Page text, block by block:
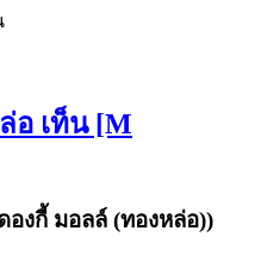
อ เท็น [M
องกี้ มอลล์ (ทองหล่อ))